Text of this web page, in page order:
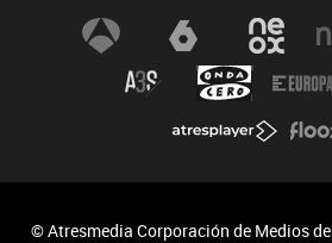
© Atresmedia Corporación de Medios